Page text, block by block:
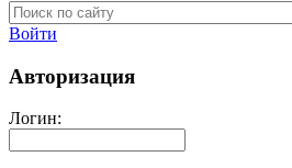
Войти
Авторизация
Логин: